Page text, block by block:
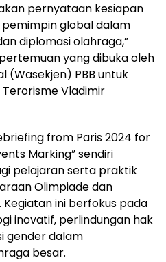
pernyataan kesiapan
global dalam
diplomasi olahraga,”
yang dibuka oleh
(Wasekjen) PBB untuk
Vladimir
from Paris 2024 for
Marking” sendiri
pelajaran serta praktik
Olimpiade dan
Kegiatan ini berfokus pada
inovatif, perlindungan hak
gender dalam
besar.